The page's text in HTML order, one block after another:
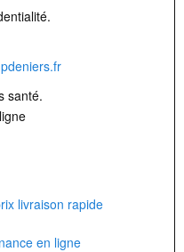
santé.
livraison rapide
en ligne